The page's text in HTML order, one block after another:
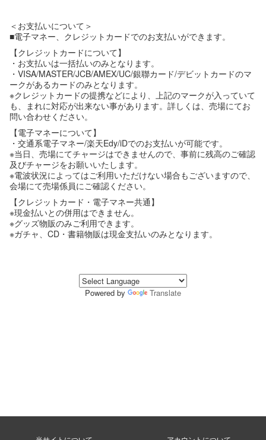
＜お支払いについて＞
■電子マネー、クレジットカードでのお支払いができます。
【クレジットカードについて】
・お支払いは一括払いのみとなります。
・VISA/MASTER/JCB/AMEX/UC/銀聯カード/デビットカードのマ
ークがあるカードのみとなります。
※クレジットカードの提携などにより、上記のマークが入っていて
も、まれに対応が出来ない事があります。詳しくは、売場にてお
問い合わせください。
【電子マネーについて】
・交通系電子マネー/楽天Edy/iDでのお支払いが可能です。
※当日、売場にてチャージはできませんので、事前に残高のご確認
及びチャージをお願いいたします。
※電波状況によってはご利用いただけない場合もございますので、
会場にて売場係員にご確認ください。
【クレジットカード・電子マネー共通】
※現金払いとの併用はできません。
※グッズ物販のみご利用できます。
※ガチャ、CD・書籍物販は現金支払いのみとなります。
Powered by Translate